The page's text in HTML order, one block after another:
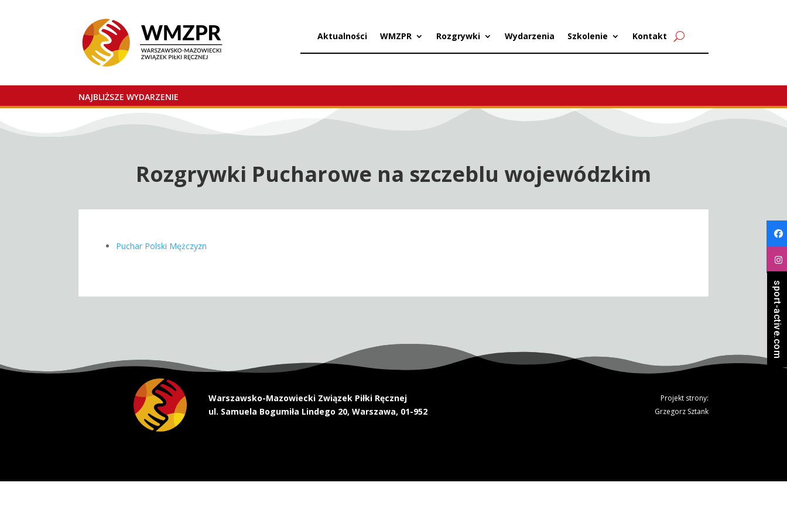
Aktualności WMZPR Rozgrywki Wydarzenia Szkolenie Kontakt
NAJBLIŻSZE WYDARZENIE
Rozgrywki Pucharowe na szczeblu wojewódzkim
Puchar Polski Mężczyzn
Warszawsko-Mazowiecki Związek Piłki Ręcznej
ul. Samuela Bogumiła Lindego 20, Warszawa, 01-952
Projekt strony:
Grzegorz Sztank
sport-active.com